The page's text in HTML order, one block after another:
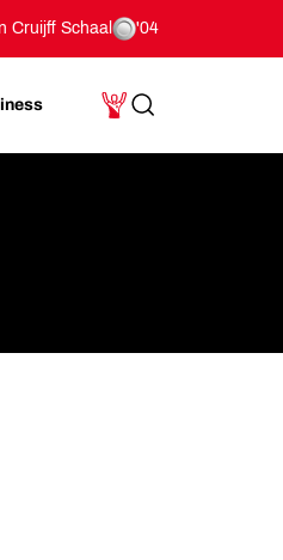
Cruijff Schaal '04
Mijn Account
Search